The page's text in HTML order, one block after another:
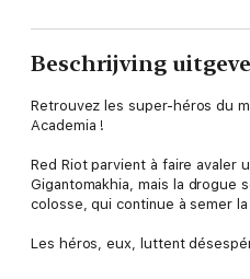
Beschrijving
Retrouvez les super-héros du
Academia !
Red Riot parvient à faire avaler
Gigantomakhia, mais la drogue
colosse, qui continue à semer
Les héros, eux, luttent